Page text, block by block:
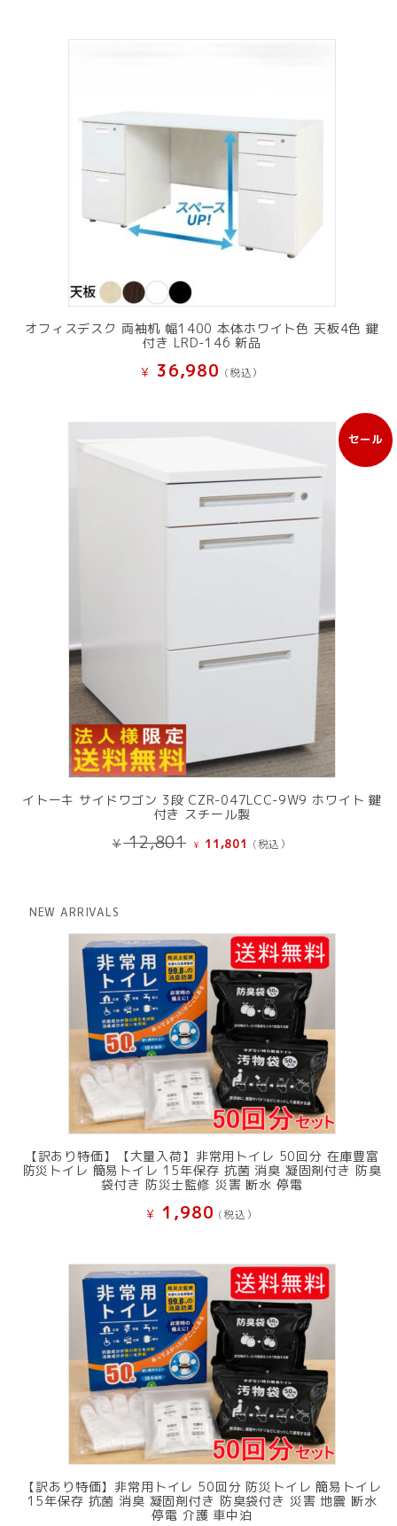
オフィスデスク 両袖机 幅1400 本体ホワイト色 天板4色 鍵
付き LRD-146 新品
¥ 36,980 (税込）
セール
販
売
イトーキ サイドワゴン 3段 CZR-047LCC-9W9 ホワイト 鍵
付き スチール製
¥12,801
元
で
し
た。
¥ 11,801 現
¥ 11,801
で
す。
(税込）
NEW ARRIVALS
【訳あり特価】【大量入荷】非常用トイレ 50回分 在庫豊富
防災トイレ 簡易トイレ 15年保存 抗菌 消臭 凝固剤付き 防臭
袋付き 防災士監修 災害 断水 停電
¥ 1,980 (税込）
【訳あり特価】非常用トイレ 50回分 防災トイレ 簡易トイレ
15年保存 抗菌 消臭 凝固剤付き 防臭袋付き 災害 地震 断水
停電 介護 車中泊